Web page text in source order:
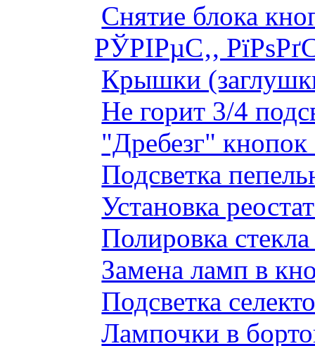
Снятие блока
РЎРІРµС‚,
Крышки
Не горит 3/4
"Дребезг"
Подсветка
Установка
Полировка
Замена ламп в
Подсветка
Лампочки в